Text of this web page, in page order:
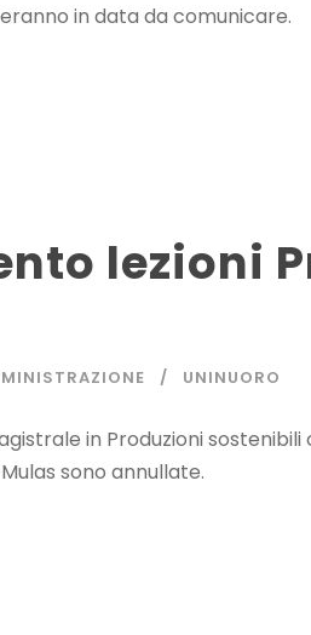
in data da comunicare.
lezioni
UNINUORO
in Produzioni
sono annullate.